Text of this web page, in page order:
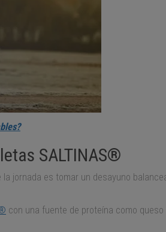
SALTINAS®
jornada es tomar un desayuno
con una fuente de proteína como